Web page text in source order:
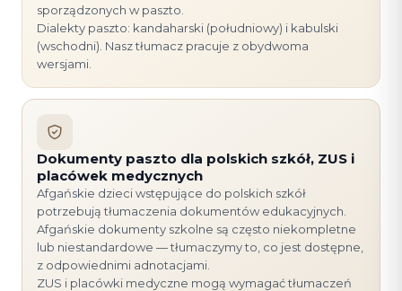
sporządzonych w paszto.
Dialekty paszto: kandaharski (południowy) i kabulski
(wschodni). Nasz tłumacz pracuje z obydwoma
wersjami.
Dokumenty paszto dla polskich szkół, ZUS i
placówek medycznych
Afgańskie dzieci wstępujące do polskich szkół
potrzebują tłumaczenia dokumentów edukacyjnych.
Afgańskie dokumenty szkolne są często niekompletne
lub niestandardowe — tłumaczymy to, co jest dostępne,
z odpowiednimi adnotacjami.
ZUS i placówki medyczne mogą wymagać tłumaczeń